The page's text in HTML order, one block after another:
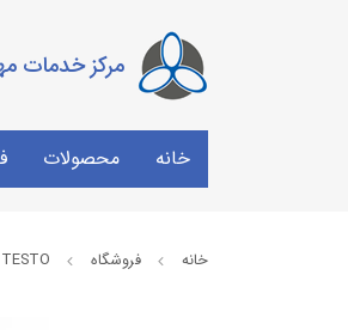
مرکز خدمات
خانه محصولات
خانه فروشگاه TESTO تستو